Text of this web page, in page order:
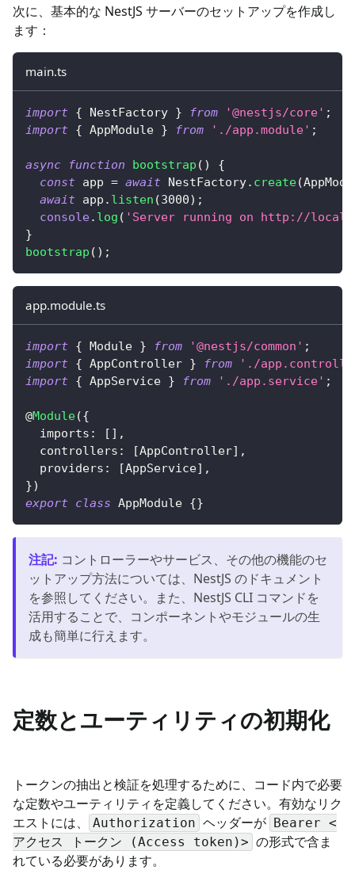
次に、基本的な NestJS サーバーのセットアップを作成し
ます：
main.ts
import { NestFactory } from '@nestjs/core' ;
import { AppModule } from './app.module' ;
async function bootstrap ( )
{
const app = await NestFactory. create(
await app . listen (3000) ;
console. log ( 'Server running on http://
}
bootstrap ( ) ;
app.module.ts
import { Module } from '@nestjs/common' ;
import { AppController } from
'./
import { AppService } from './app.service' ;
@Module({
  imports
: [ ] ,
  controllers
: [AppController] ,
  providers
: [AppService] ,
})
export class AppModule {}
注記: コントローラーやサービス、その他の機能のセ
ットアップ方法については、NestJS のドキュメント
を参照してください。また、NestJS CLI コマンドを
活用することで、コンポーネントやモジュールの生
成も簡単に行えます。
定数とユーティリティの初期化
トークンの抽出と検証を処理するために、コード内で必要
な定数やユーティリティを定義してください。有効なリク
エストには、
Authorization ヘッダーが
Bearer <
アクセス トークン (Access token)> の形式で含ま
れている必要があります。